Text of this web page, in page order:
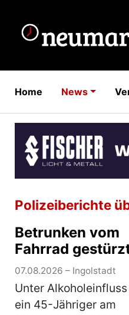
Home News
Polizeiberichte
Betrunken vom
Fahrrad
07.08.2026 – Ingolstadt
Unter
ein 45-Jähriger am